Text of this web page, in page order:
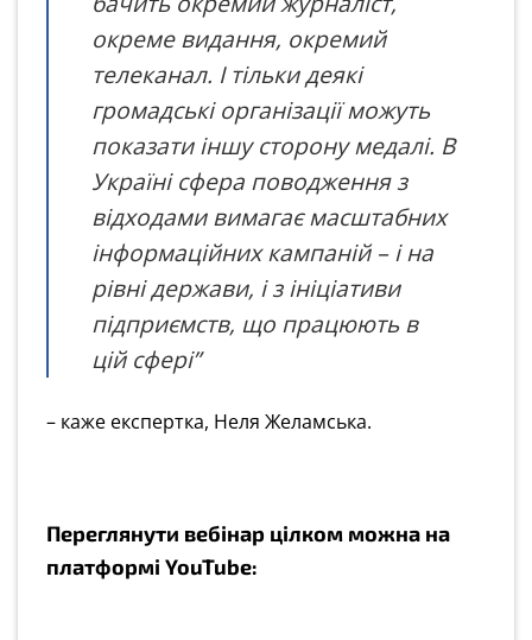
окреме видання, окремий
телеканал. І тільки деякі
громадські організації можуть
показати іншу сторону медалі. В
Україні сфера поводження з
відходами вимагає масштабних
інформаційних кампаній – і на
рівні держави, і з ініціативи
підприємств, що працюють в
цій сфері”
– каже експертка, Неля Желамська.
Переглянути вебінар цілком можна на
платформі YouTube: